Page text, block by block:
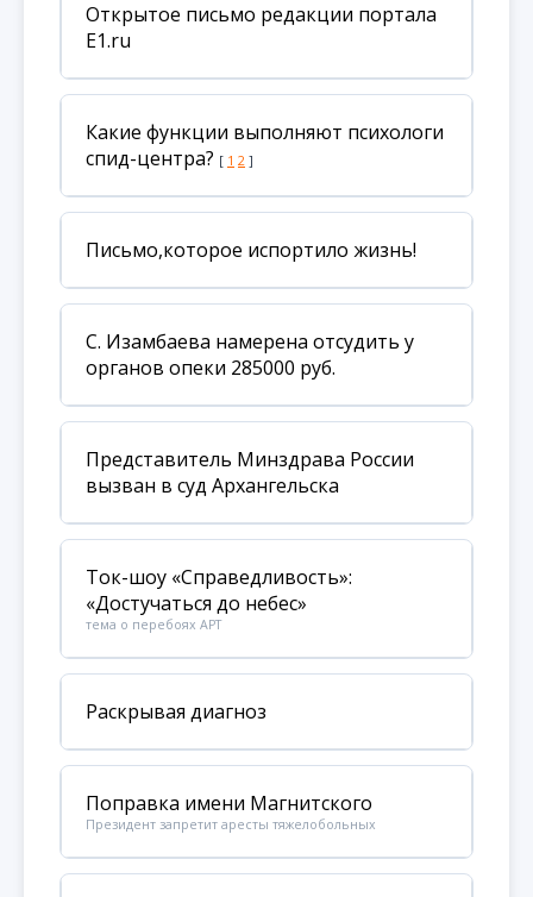
Открытое письмо редакции портала
E1.ru
Какие функции выполняют психологи
спид-центра? [ 1 2 ]
Письмо,которое испортило жизнь!
C. Изамбаева намерена отсудить у
органов опеки 285000 руб.
Представитель Минздрава России
вызван в суд Архангельска
Ток-шоу «Справедливость»:
«Достучаться до небес»
тема о перебоях АРТ
Раскрывая диагноз
Поправка имени Магнитского
Президент запретит аресты тяжелобольных